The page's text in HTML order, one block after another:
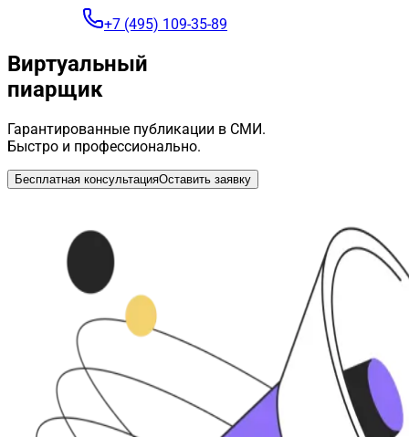
+7 (495) 109-35-89
Виртуальный
пиарщик
Гарантированные публикации в СМИ.
Быстро и профессионально.
Бесплатная консультацияОставить заявку